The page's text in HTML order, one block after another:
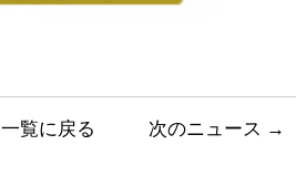
一覧に戻る 次のニュース →